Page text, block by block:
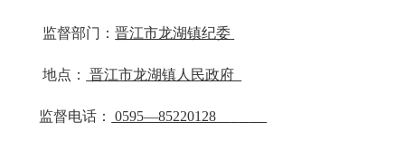
监督部门：晋江市龙湖镇纪委
地点： 晋江市龙湖镇人民政府
监督电话： 0595—85220128